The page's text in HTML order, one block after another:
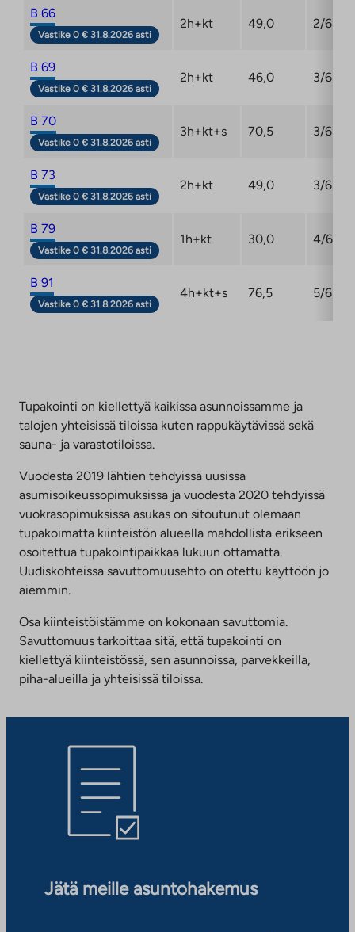
B 66
Vastike 0 € 31.8.2026 asti
2h+kt 49,0 2/6
B 69
Vastike 0 € 31.8.2026 asti
2h+kt 46,0 3/6
B 70
Vastike 0 € 31.8.2026 asti
3h+kt+s 70,5 3/6
B 73
Vastike 0 € 31.8.2026 asti
2h+kt 49,0 3/6
B 79
Vastike 0 € 31.8.2026 asti
1h+kt 30,0 4/6
B 91
Vastike 0 € 31.8.2026 asti
4h+kt+s 76,5 5/6
Tupakointi on kiellettyä kaikissa asunnoissamme ja
talojen yhteisissä tiloissa kuten rappukäytävissä sekä
sauna- ja varastotiloissa.
Vuodesta 2019 lähtien tehdyissä uusissa
asumisoikeussopimuksissa ja vuodesta 2020 tehdyissä
vuokrasopimuksissa asukas on sitoutunut olemaan
tupakoimatta kiinteistön alueella mahdollista erikseen
osoitettua tupakointipaikkaa lukuun ottamatta.
Uudiskohteissa savuttomuusehto on otettu käyttöön jo
aiemmin.
Osa kiinteistöistämme on kokonaan savuttomia.
Savuttomuus tarkoittaa sitä, että tupakointi on
kiellettyä kiinteistössä, sen asunnoissa, parvekkeilla,
piha-alueilla ja yhteisissä tiloissa.
Jätä meille asuntohakemus